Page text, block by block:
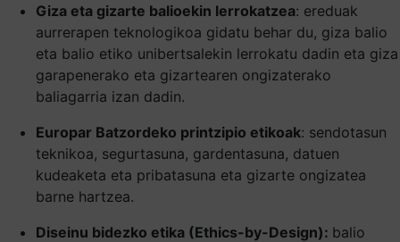
Giza eta gizarte balioekin lerrokatzea: ereduak
aurrerapen teknologikoa gidatu behar du, giza balio
eta balio etiko unibertsalekin lerrokatu dadin eta giza
garapenerako eta gizartearen ongizaterako
baliagarria izan dadin.
Europar Batzordeko printzipio etikoak: sendotasun
teknikoa, segurtasuna, gardentasuna, datuen
kudeaketa eta pribatasuna eta gizarte ongizatea
barne hartzea.
Diseinu bidezko etika (Ethics-by-Design): balio